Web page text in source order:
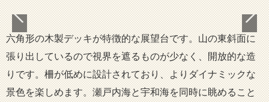
六角形の木製デッキが特徴的な展望台です。山の東斜面に
張り出しているので視界を遮るものが少なく、開放的な造
りです。柵が低めに設計されており、よりダイナミックな
景色を楽しめます。瀬戸内海と宇和海を同時に眺めること